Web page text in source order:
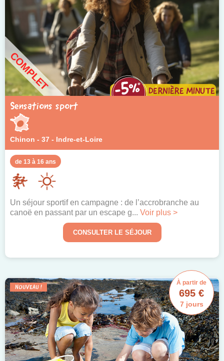
COMPLET
Sensations sport
Chinon - 37 - Indre-et-Loire
de 13 à 16 ans
Un séjour sportif en campagne : de l’accrobranche au
canoë en passant par un escape g... Voir plus >
CONSULTER LE SÉJOUR
NOUVEAU !
À partir de
695 €
7 jours